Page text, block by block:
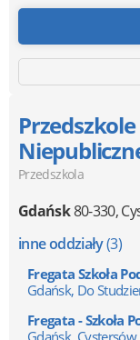
Przedszkole
Przedszkola
Gdańsk80-330,
inne oddziały(3)
Fregata Szkoła
Gdańsk, Do
Fregata - Szkoła
Gdańsk,